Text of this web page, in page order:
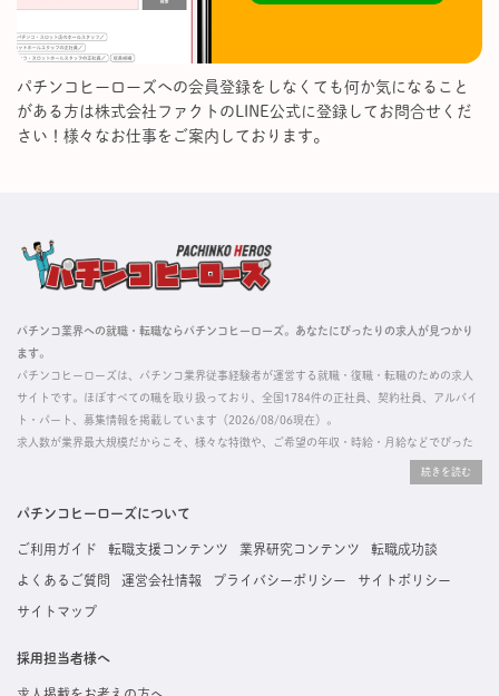
パチンコヒーローズへの会員登録をしなくても何か気になること
がある方は株式会社ファクトのLINE公式に登録してお問合せくだ
さい！様々なお仕事をご案内しております。
パチンコ業界への就職・転職ならパチンコヒーローズ。あなたにぴったりの求人が見つかり
ます。
パチンコヒーローズは、パチンコ業界従事経験者が運営する就職・復職・転職のための求人
サイトです。ほぼすべての職を取り扱っており、全国1784件の正社員、契約社員、アルバイ
ト・パート、募集情報を掲載しています（2026/08/06現在）。
求人数が業界最大規模だからこそ、様々な特徴や、ご希望の年収・時給・月給などでぴった
掲載している求人は、すべて契約法人様から寄せられた正規の求人情報です。応募いただい
た内容はすぐに直接事業所に届くためスムーズに転職・復職できます。
パチンコヒーローズについて
ご利用ガイド 転職支援コンテンツ 業界研究コンテンツ 転職成功談
よくあるご質問 運営会社情報 プライバシーポリシー サイトポリシー
サイトマップ
採用担当者様へ